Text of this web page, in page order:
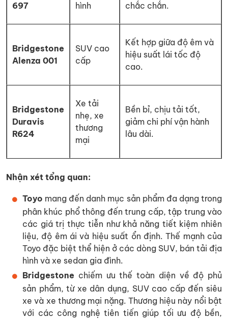
697
hình
chắc chắn.
Bridgestone
Alenza 001
SUV cao
cấp
Kết hợp giữa độ êm và
hiệu suất lái tốc độ
cao.
Bridgestone
Duravis
R624
Xe tải
nhẹ, xe
thương
mại
Bền bỉ, chịu tải tốt,
giảm chi phí vận hành
lâu dài.
Nhận xét tổng quan:
Toyo mang đến danh mục sản phẩm đa dạng trong
phân khúc phổ thông đến trung cấp, tập trung vào
các giá trị thực tiễn như khả năng tiết kiệm nhiên
liệu, độ êm ái và hiệu suất ổn định. Thế mạnh của
Toyo đặc biệt thể hiện ở các dòng SUV, bán tải địa
hình và xe sedan gia đình.
Bridgestone chiếm ưu thế toàn diện về độ phủ
sản phẩm, từ xe dân dụng, SUV cao cấp đến siêu
xe và xe thương mại nặng. Thương hiệu này nổi bật
với các công nghệ tiên tiến giúp tối ưu độ bền,